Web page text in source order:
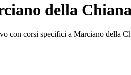
della
con corsi specifici a Marciano della